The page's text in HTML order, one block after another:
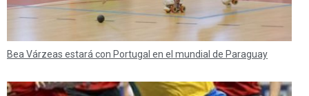
Bea Várzeas estará con Portugal en el mundial de Paraguay